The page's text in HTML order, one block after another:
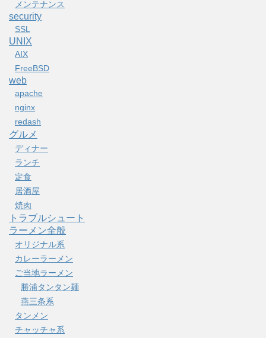
メンテナンス
security
SSL
UNIX
AIX
FreeBSD
web
apache
nginx
redash
グルメ
ディナー
ランチ
定食
居酒屋
焼肉
トラブルシュート
ラーメン全般
オリジナル系
カレーラーメン
ご当地ラーメン
勝浦タンタン麺
燕三条系
タンメン
チャッチャ系